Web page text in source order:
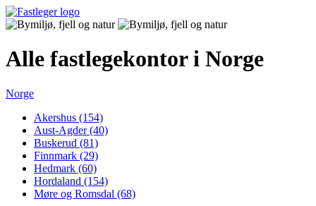
Alle fastlegekontor i Norge
Norge
Akershus (154)
Aust-Agder (40)
Buskerud (81)
Finnmark (29)
Hedmark (60)
Hordaland (154)
Møre og Romsdal (68)